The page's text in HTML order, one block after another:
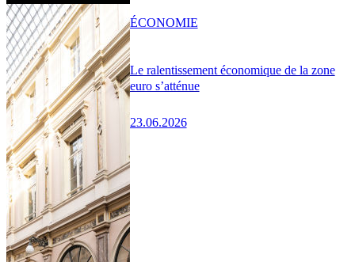
Le ralentissement économique de la zone
euro s’atténue
23.06.2026
ÉCONOMIE